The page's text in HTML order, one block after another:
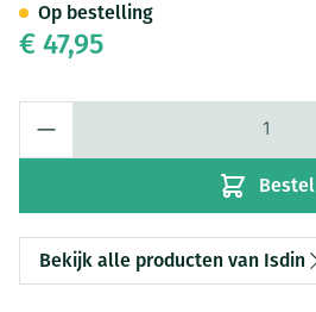
€ 47,95
Bestel
Op bestelling
Bekijk alle producten van Isdin